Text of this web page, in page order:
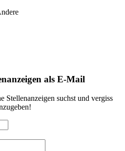
als E-Mail
Stellenanzeigen suchst und vergiss